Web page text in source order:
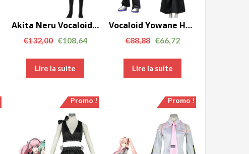
Akita Neru Vocaloid Cosplay Costumes La deuxième génération AC00733
€132,00 €108,64
Lire la suite
Vocaloid Yowane Haku Cosplay Costumes AC00737
€88,88 €66,72
Lire la suite
Promo ! Promo !